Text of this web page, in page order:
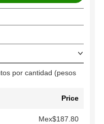
por cantidad (pesos
Price
Mex$187.80